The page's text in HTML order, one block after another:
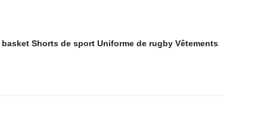
basket Shorts de sport Uniforme de rugby Vêtements